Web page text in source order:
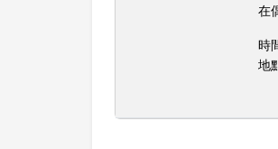
在
時
地